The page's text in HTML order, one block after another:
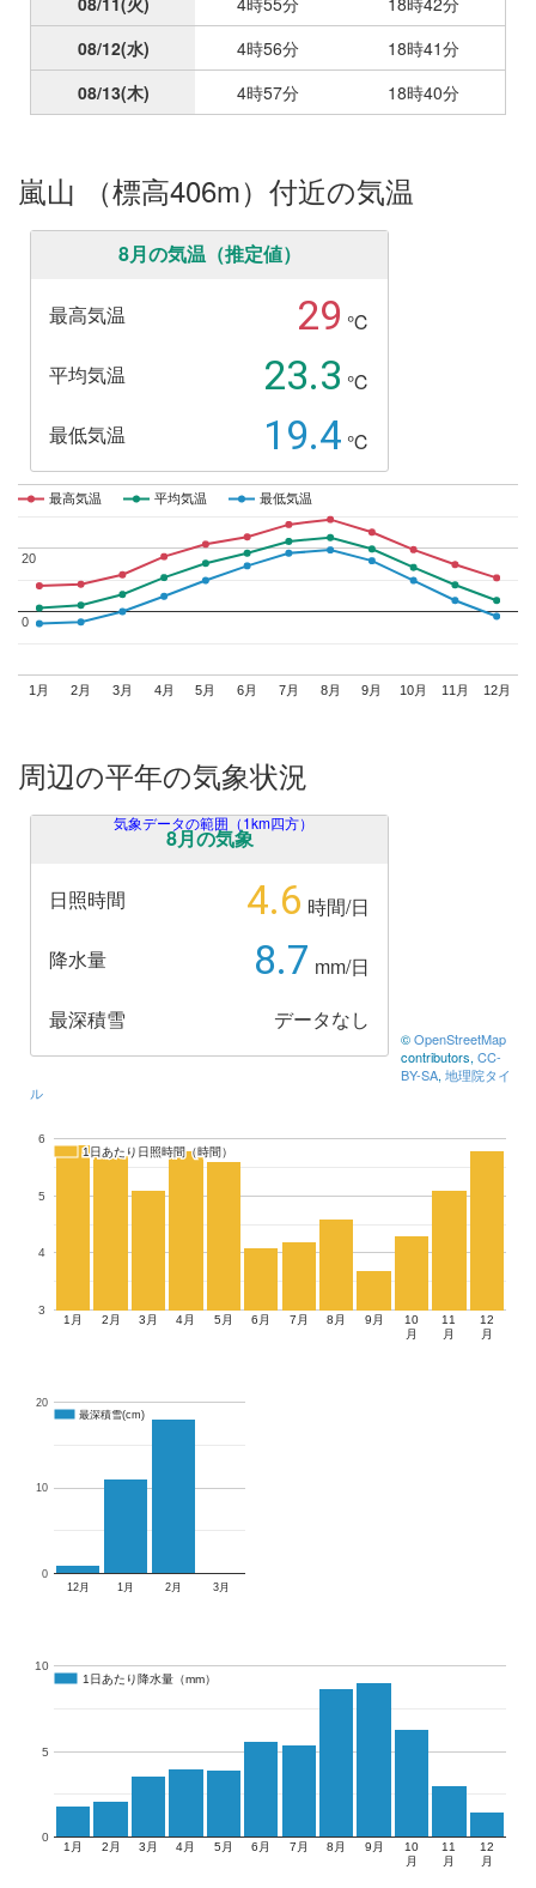
08/12(水) 4時56分
18時41分
08/13(木) 4時57分 18時40分
嵐山 （標高406m）付近の気温
8月の気温（推定値）
最高気温 29 ℃
平均気温
23.3 ℃
最低気温
19.4 ℃
1月 2月 3月 4月 5月 6月 7月 8月 9月 10月 11月 12月
0
0
20
20
最高気温
最高気温 平均気温
平均気温 最低気温
最低気温
周辺の平年の気象状況
8月の気象
日照時間 4.6 時間/日
降水量
8.7 mm/日
最深積雪
データなし
気象データの範囲（1km四方）
©OpenStreetMap
contributors,CC-
BY-SA,地理院タイ
ル
1月 2月 3月 4月 5月 6月 7月 8月 9月
10
月
11
月
12
月
3
4
5
6
1日あたり日照時間（時間）
1日あたり日照時間（時間）
12月 1月 2月 3月
0
10
20
最深積雪(cm)
最深積雪(cm)
1月 2月 3月 4月 5月 6月 7月 8月 9月
10
月
11
月
12
月
0
5
10
1日あたり降水量（mm）
1日あたり降水量（mm）